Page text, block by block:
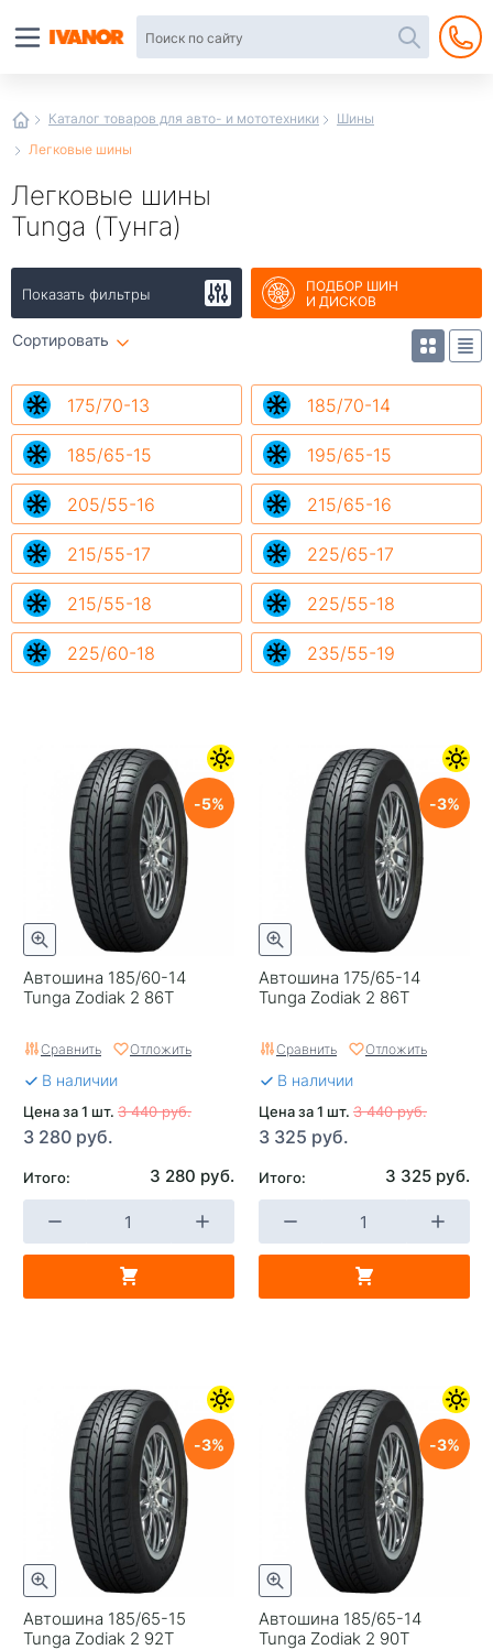
Каталог товаров для авто- и мототехники
Шины
Легковые шины
Легковые шины
Tunga (Тунга)
Показать фильтры
ПОДБОР ШИН
И ДИСКОВ
Сортировать
175/70-13 185/70-14
185/65-15 195/65-15
205/55-16 215/65-16
215/55-17 225/65-17
215/55-18 225/55-18
225/60-18 235/55-19
Автошина 185/60-14
Tunga Zodiak 2 86T
5
Сравнить Отложить
В наличии
Цена за 1 шт. 3 440 руб.
3 280 руб.
Итого: 3 280 руб.
Автошина 175/65-14
Tunga Zodiak 2 86T
3
Сравнить Отложить
В наличии
Цена за 1 шт. 3 440 руб.
3 325 руб.
Итого: 3 325 руб.
Автошина 185/65-15
Tunga Zodiak 2 92T
3
Автошина 185/65-14
Tunga Zodiak 2 90T
3
интернет-